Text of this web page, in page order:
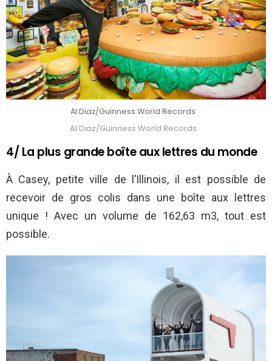
Al Diaz/Guinness World Records
Al Diaz/Guinness World Records
4/ La plus grande boîte aux lettres du monde
À Casey, petite ville de l’Illinois, il est possible de
recevoir de gros colis dans une boîte aux lettres
unique ! Avec un volume de 162,63 m3, tout est
possible.